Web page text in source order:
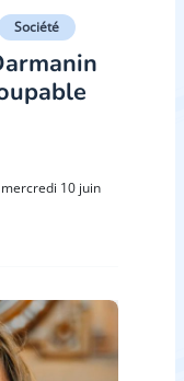
Société
10 juin